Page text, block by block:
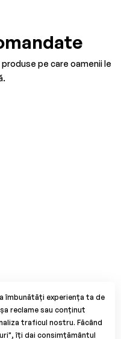
pe care oamenii le
Reg. Com.
Reserved.
îmbunătăți experiența ta de
reclame sau conținut
traficul nostru. Făcând
îți dai consimțământul